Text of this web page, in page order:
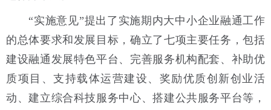
“实施意见”提出了实施期内大中小企业融通工作
的总体要求和发展目标，确立了七项主要任务，包括
建设融通发展特色平台、完善服务机构配套、补助优
质项目、支持载体运营建设、奖励优质创新创业活
动、建立综合科技服务中心、搭建公共服务平台等，